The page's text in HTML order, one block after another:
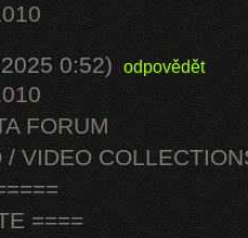
0:52) odpovědět
FORUM
VIDEO
====